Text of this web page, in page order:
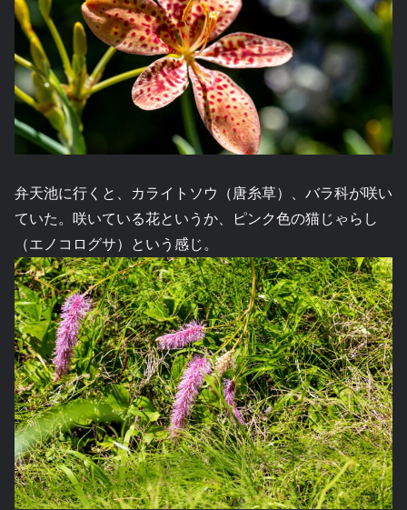
弁天池に行くと、カライトソウ（唐糸草）、バラ科が咲い
ていた。咲いている花というか、ピンク色の猫じゃらし
（エノコログサ）という感じ。